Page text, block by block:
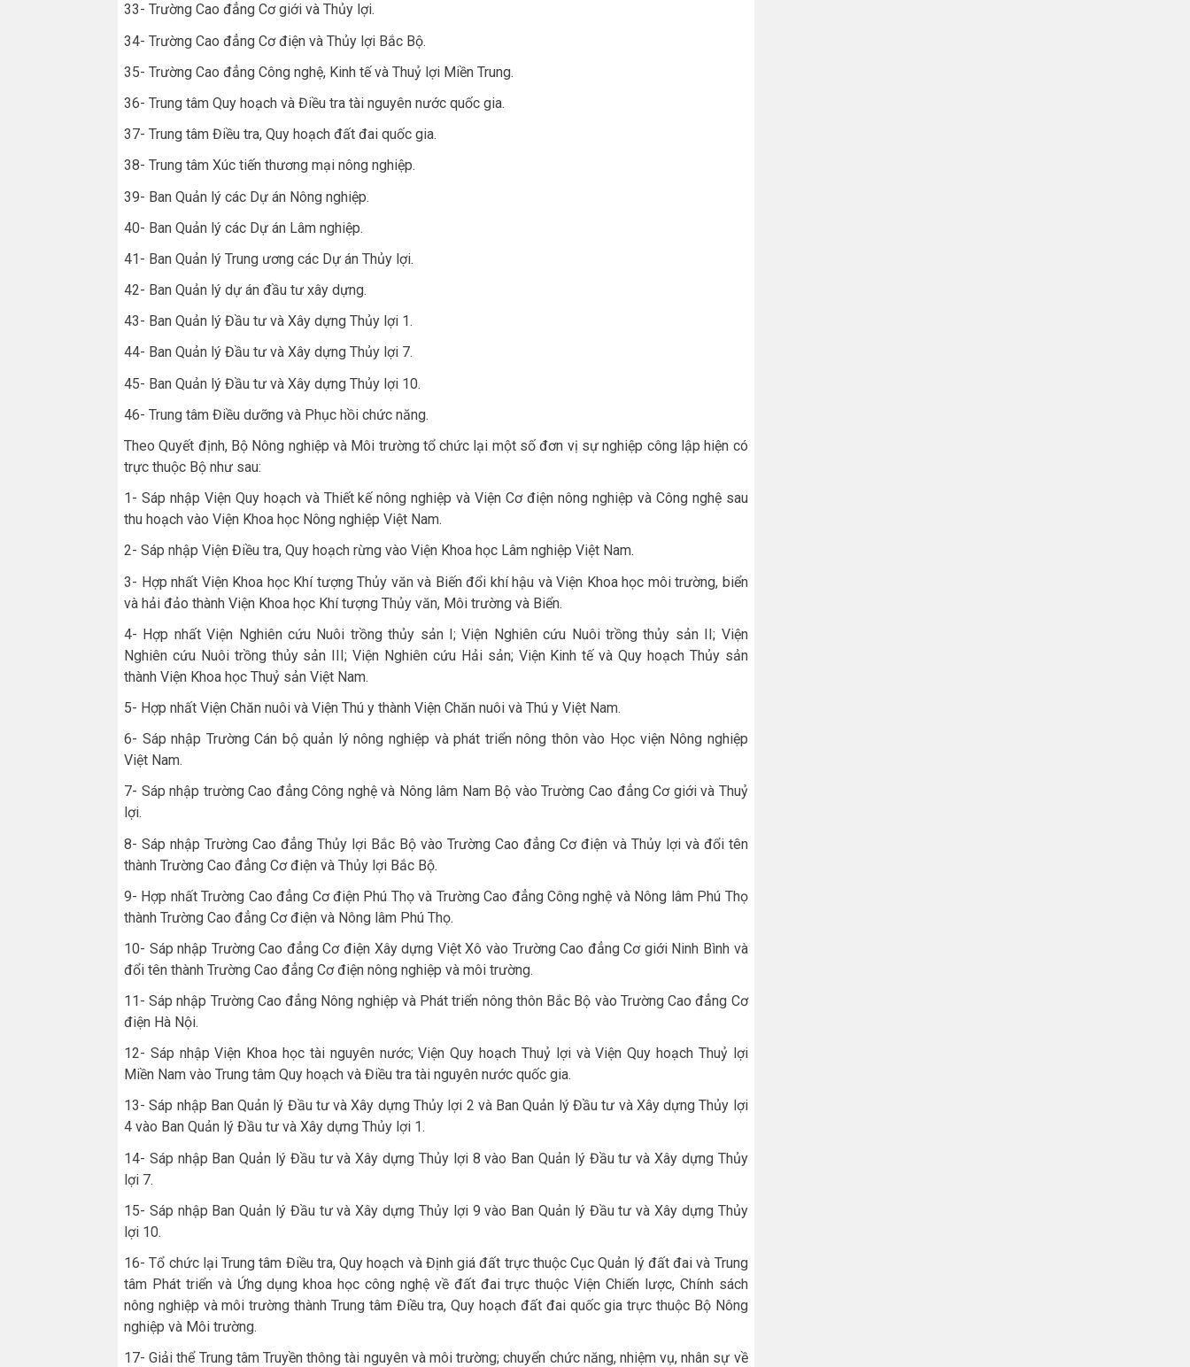
33- Trường Cao đẳng Cơ giới và Thủy lợi.
34- Trường Cao đẳng Cơ điện và Thủy lợi Bắc Bộ.
35- Trường Cao đẳng Công nghệ, Kinh tế và Thuỷ lợi Miền Trung.
36- Trung tâm Quy hoạch và Điều tra tài nguyên nước quốc gia.
37- Trung tâm Điều tra, Quy hoạch đất đai quốc gia.
38- Trung tâm Xúc tiến thương mại nông nghiệp.
39- Ban Quản lý các Dự án Nông nghiệp.
40- Ban Quản lý các Dự án Lâm nghiệp.
41- Ban Quản lý Trung ương các Dự án Thủy lợi.
42- Ban Quản lý dự án đầu tư xây dựng.
43- Ban Quản lý Đầu tư và Xây dựng Thủy lợi 1.
44- Ban Quản lý Đầu tư và Xây dựng Thủy lợi 7.
45- Ban Quản lý Đầu tư và Xây dựng Thủy lợi 10.
46- Trung tâm Điều dưỡng và Phục hồi chức năng.
Theo Quyết định, Bộ Nông nghiệp và Môi trường tổ chức lại một số đơn vị sự nghiệp công lập hiện có
trực thuộc Bộ như sau:
1- Sáp nhập Viện Quy hoạch và Thiết kế nông nghiệp và Viện Cơ điện nông nghiệp và Công nghệ sau
thu hoạch vào Viện Khoa học Nông nghiệp Việt Nam.
2- Sáp nhập Viện Điều tra, Quy hoạch rừng vào Viện Khoa học Lâm nghiệp Việt Nam.
3- Hợp nhất Viện Khoa học Khí tượng Thủy văn và Biến đổi khí hậu và Viện Khoa học môi trường, biển
và hải đảo thành Viện Khoa học Khí tượng Thủy văn, Môi trường và Biển.
4- Hợp nhất Viện Nghiên cứu Nuôi trồng thủy sản I; Viện Nghiên cứu Nuôi trồng thủy sản II; Viện
Nghiên cứu Nuôi trồng thủy sản III; Viện Nghiên cứu Hải sản; Viện Kinh tế và Quy hoạch Thủy sản
thành Viện Khoa học Thuỷ sản Việt Nam.
5- Hợp nhất Viện Chăn nuôi và Viện Thú y thành Viện Chăn nuôi và Thú y Việt Nam.
6- Sáp nhập Trường Cán bộ quản lý nông nghiệp và phát triển nông thôn vào Học viện Nông nghiệp
Việt Nam.
7- Sáp nhập trường Cao đẳng Công nghệ và Nông lâm Nam Bộ vào Trường Cao đẳng Cơ giới và Thuỷ
lợi.
8- Sáp nhập Trường Cao đẳng Thủy lợi Bắc Bộ vào Trường Cao đẳng Cơ điện và Thủy lợi và đổi tên
thành Trường Cao đẳng Cơ điện và Thủy lợi Bắc Bộ.
9- Hợp nhất Trường Cao đẳng Cơ điện Phú Thọ và Trường Cao đẳng Công nghệ và Nông lâm Phú Thọ
thành Trường Cao đẳng Cơ điện và Nông lâm Phú Thọ.
10- Sáp nhập Trường Cao đẳng Cơ điện Xây dựng Việt Xô vào Trường Cao đẳng Cơ giới Ninh Bình và
đổi tên thành Trường Cao đẳng Cơ điện nông nghiệp và môi trường.
11- Sáp nhập Trường Cao đẳng Nông nghiệp và Phát triển nông thôn Bắc Bộ vào Trường Cao đẳng Cơ
điện Hà Nội.
12- Sáp nhập Viện Khoa học tài nguyên nước; Viện Quy hoạch Thuỷ lợi và Viện Quy hoạch Thuỷ lợi
Miền Nam vào Trung tâm Quy hoạch và Điều tra tài nguyên nước quốc gia.
13- Sáp nhập Ban Quản lý Đầu tư và Xây dựng Thủy lợi 2 và Ban Quản lý Đầu tư và Xây dựng Thủy lợi
4 vào Ban Quản lý Đầu tư và Xây dựng Thủy lợi 1.
14- Sáp nhập Ban Quản lý Đầu tư và Xây dựng Thủy lợi 8 vào Ban Quản lý Đầu tư và Xây dựng Thủy
lợi 7.
15- Sáp nhập Ban Quản lý Đầu tư và Xây dựng Thủy lợi 9 vào Ban Quản lý Đầu tư và Xây dựng Thủy
lợi 10.
16- Tổ chức lại Trung tâm Điều tra, Quy hoạch và Định giá đất trực thuộc Cục Quản lý đất đai và Trung
tâm Phát triển và Ứng dụng khoa học công nghệ về đất đai trực thuộc Viện Chiến lược, Chính sách
nông nghiệp và môi trường thành Trung tâm Điều tra, Quy hoạch đất đai quốc gia trực thuộc Bộ Nông
nghiệp và Môi trường.
17- Giải thể Trung tâm Truyền thông tài nguyên và môi trường; chuyển chức năng, nhiệm vụ, nhân sự về